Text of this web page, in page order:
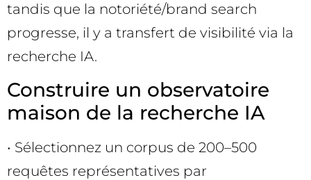
tandis que la notoriété/brand search
progresse, il y a transfert de visibilité via la
recherche IA.
Construire un observatoire
maison de la recherche IA
• Sélectionnez un corpus de 200–500
requêtes représentatives par